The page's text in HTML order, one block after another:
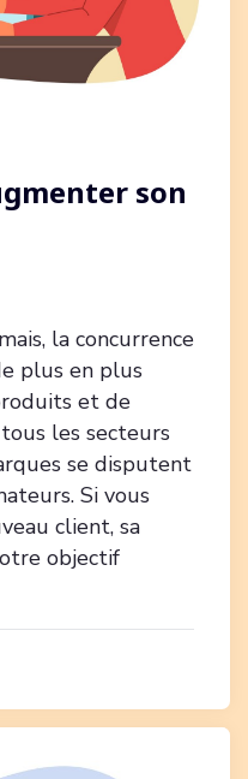
son
la concurrence
plus en plus
et de
les secteurs
se disputent
Si vous
client, sa
objectif